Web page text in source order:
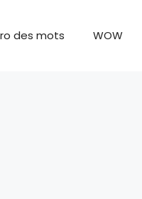
des mots WOW